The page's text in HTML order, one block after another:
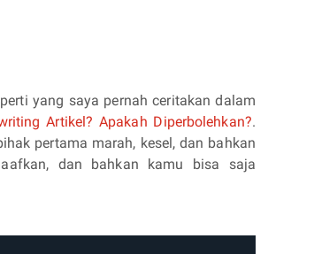
yang saya pernah ceritakan dalam
Artikel? Apakah Diperbolehkan?.
pertama marah, kesel, dan bahkan
dan bahkan kamu bisa saja